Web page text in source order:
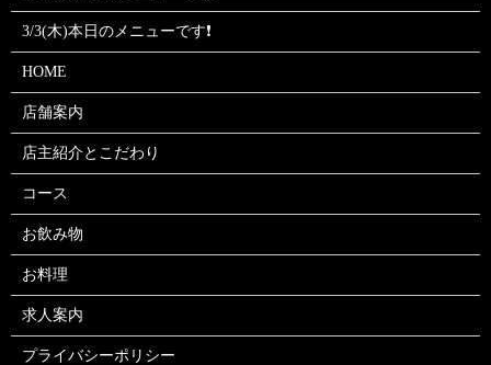
3/3(木)本日のメニューです❗
HOME
店舗案内
店主紹介とこだわり
コース
お飲み物
お料理
求人案内
プライバシーポリシー